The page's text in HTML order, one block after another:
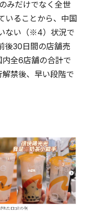
みだけでなく全世
いることから、中国
ない（※4）状況で
後30日間の店舗売
全6店舗の合計で
禁後、早い段階で